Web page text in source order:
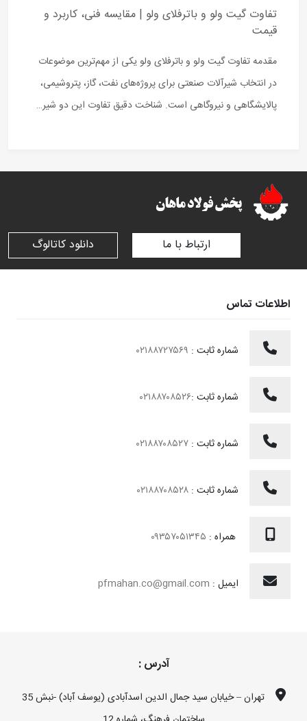
تفاوت گیت ولو و باترفلای ولو | مقایسه فنی، کاربرد و
قیمت
مقدمه تفاوت گیت ولو و باترفلای ولو یکی از مهم‌ترین موضوعات
در انتخاب شیرآلات صنعتی برای پروژه‌های نفت، گاز، پتروشیمی،
پالایشگاهی و نیروگاهی است. شناخت دقیق تفاوت این دو شیر…
ارتباط با ما دانلود کاتالوگ
اطلاعات تماس
شماره ثابت :
شماره ثابت :۰۲۱۸۸۷۰۸۵۲۶
شماره ثابت :
شماره ثابت :
همراه :
ایمیل : pfmahan.co@gmail.com
آدرس :
تهران – خیابان سید جمال الدین اسدآبادی (یوسف آباد) -نبش 35